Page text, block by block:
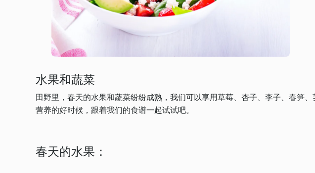
水果和蔬菜
田野里，春天的水果和蔬菜纷纷成熟，我们可以享用草莓、杏子、李子、春笋
营养的好时候，跟着我们的食谱一起试试吧。
春天的水果：